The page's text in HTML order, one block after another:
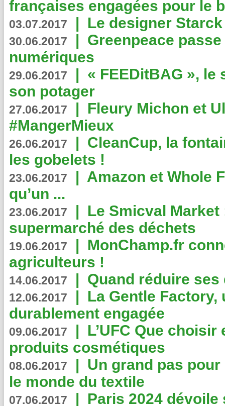
françaises engagées pour le
03.07.2017 | Le designer
30.06.2017 | Greenpeace
numériques
29.06.2017 | « FEEDitBAG », le
son potager
27.06.2017 | Fleury Michon et
#MangerMieux
26.06.2017 | CleanCup, la
les gobelets !
23.06.2017 | Amazon et Whole
qu’un ...
23.06.2017 | Le Smicval
supermarché des déchets
19.06.2017 | MonChamp.fr
agriculteurs !
14.06.2017 | Quand réduire
12.06.2017 | La Gentle
durablement engagée
09.06.2017 | L’UFC Que
produits cosmétiques
08.06.2017 | Un grand pas
le monde du textile
07.06.2017 | Paris 2024